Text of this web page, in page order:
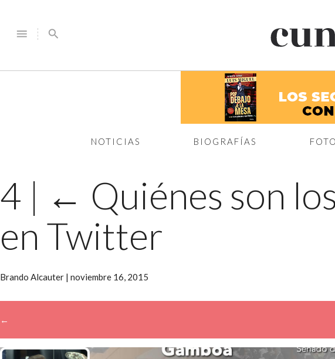
menu search
NOTICIAS BIOGRAFÍAS
4 | ← Quiénes son
en Twitter
Brando Alcauter | noviembre 16, 2015
←